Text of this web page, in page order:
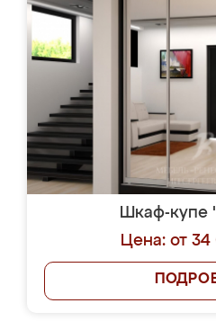
Шкаф-купе
Цена: от